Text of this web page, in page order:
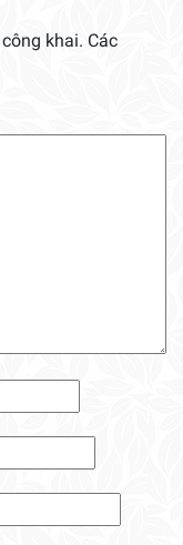
khai. Các